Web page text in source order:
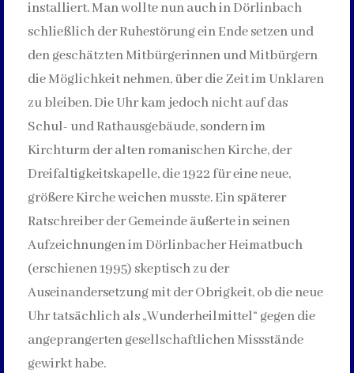
installiert. Man wollte nun auch in Dörlinbach
schließlich der Ruhestörung ein Ende setzen und
den geschätzten Mitbürgerinnen und Mitbürgern
die Möglichkeit nehmen, über die Zeit im Unklaren
zu bleiben. Die Uhr kam jedoch nicht auf das
Schul- und Rathausgebäude, sondern im
Kirchturm der alten romanischen Kirche, der
Dreifaltigkeitskapelle, die 1922 für eine neue,
größere Kirche weichen musste. Ein späterer
Ratschreiber der Gemeinde äußerte in seinen
Aufzeichnungen im Dörlinbacher Heimatbuch
(erschienen 1995) skeptisch zu der
Auseinandersetzung mit der Obrigkeit, ob die neue
Uhr tatsächlich als „Wunderheilmittel“ gegen die
angeprangerten gesellschaftlichen Missstände
gewirkt habe.